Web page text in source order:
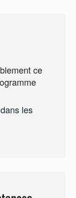
ce
les